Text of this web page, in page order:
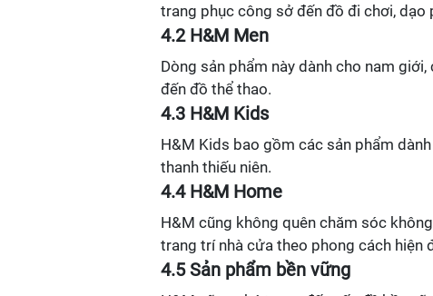
trang phục công sở đến đồ đi chơi, dạo
4.2 H&M Men
Dòng sản phẩm này dành cho nam
đến đồ thể thao.
4.3 H&M Kids
H&M Kids bao gồm các sản phẩm
thanh thiếu niên.
4.4 H&M Home
H&M cũng không quên chăm sóc
trang trí nhà cửa theo phong cách hiện
4.5 Sản phẩm bền vững